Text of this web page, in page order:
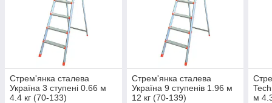
Стрем'янка сталева
Україна 3 ступені 0.66 м
4.4 кг (70-133)
Стрем'янка сталева
Україна 9 ступенів 1.96 м
12 кг (70-139)
м